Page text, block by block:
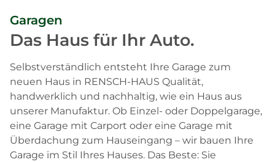
Garagen
Das Haus für Ihr Auto.
Selbstverständlich entsteht Ihre Garage zum
neuen Haus in RENSCH-HAUS Qualität,
handwerklich und nachhaltig, wie ein Haus aus
unserer Manufaktur. Ob Einzel- oder Doppelgarage,
eine Garage mit Carport oder eine Garage mit
Überdachung zum Hauseingang – wir bauen Ihre
Garage im Stil Ihres Hauses. Das Beste: Sie